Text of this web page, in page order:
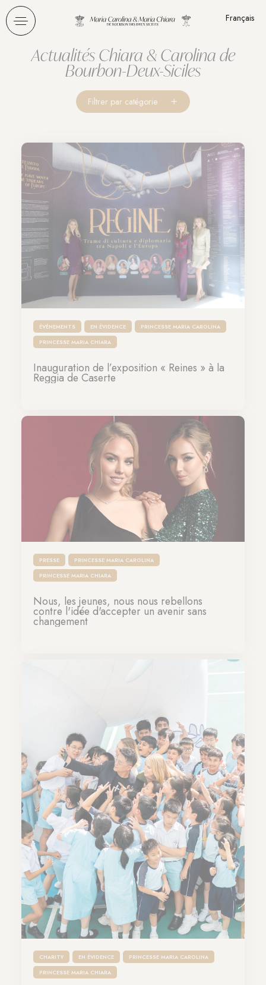
Français
Actualités Chiara & Carolina de
Bourbon-Deux-Siciles
ÉVÉNEMENTS EN ÉVIDENCE
PRINCESSE MARIA CAROLINA
PRINCESSE MARIA CHIARA
Inauguration de l’exposition « Reines » à la
Reggia de Caserte
PRESSE
PRINCESSE MARIA CAROLINA
PRINCESSE MARIA CHIARA
Nous, les jeunes, nous nous rebellons
contre l'idée d'accepter un avenir sans
changement
CHARITY EN ÉVIDENCE
PRINCESSE MARIA CAROLINA
PRINCESSE MARIA CHIARA
Filtrer par catégorie